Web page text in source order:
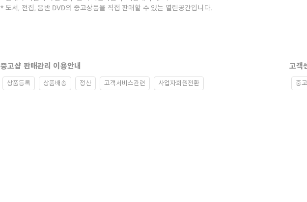
도서, 전집, 음반 DVD의 중고상품을 직접 판매할 수 있는 열린공간입니다.
중고샵 판매관리 이용안내
상품등록 상품배송 정산 고객서비스관련 사업자회원전환
고객
중